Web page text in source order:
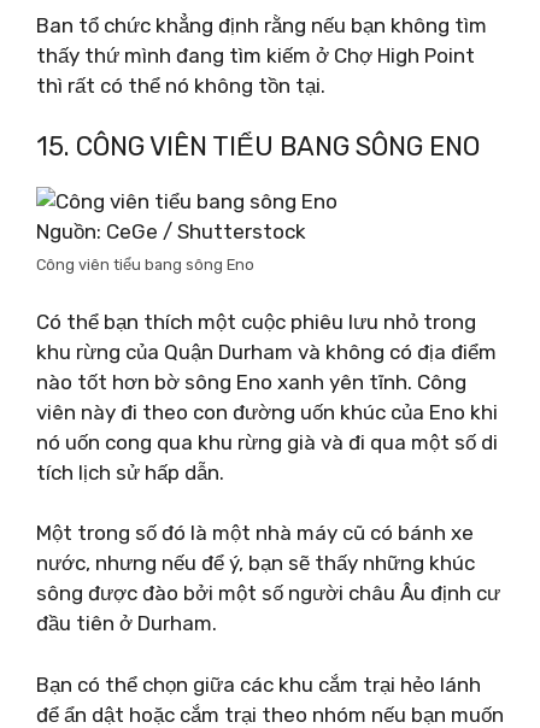
Ban tổ chức khẳng định rằng nếu bạn không tìm
thấy thứ mình đang tìm kiếm ở Chợ High Point
thì rất có thể nó không tồn tại.
15. CÔNG VIÊN TIỂU BANG SÔNG ENO
Nguồn: CeGe / Shutterstock
Công viên tiểu bang sông Eno
Có thể bạn thích một cuộc phiêu lưu nhỏ trong
khu rừng của Quận Durham và không có địa điểm
nào tốt hơn bờ sông Eno xanh yên tĩnh. Công
viên này đi theo con đường uốn khúc của Eno khi
nó uốn cong qua khu rừng già và đi qua một số di
tích lịch sử hấp dẫn.
Một trong số đó là một nhà máy cũ có bánh xe
nước, nhưng nếu để ý, bạn sẽ thấy những khúc
sông được đào bởi một số người châu Âu định cư
đầu tiên ở Durham.
Bạn có thể chọn giữa các khu cắm trại hẻo lánh
để ẩn dật hoặc cắm trại theo nhóm nếu bạn muốn